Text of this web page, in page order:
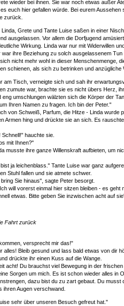
wieder bei ihnen. Sie war noch etwas außer
euch hier gefallen würde. Bei eurem
zurück.
Grete und Tante Luise saßen in einer
ausgelassen. Vor allem die Dorfjugend
Wirkung. Linda war nur mit Widerwillen
ihre Beziehung zu solch ausgelassenem
nicht mehr wohl in dieser Menschenmenge,
schienen, als sich zu betrinken und anzügliche
am Tisch, verneigte sich und sah ihr
zumute war, brachte sie es nicht übers Herz,
eng umschlungen wälzten sich die Körper der
Ihren Namen zu fragen. Ich bin der Peter."
von Schweiß, Parfum, die Hitze - Linda
Armen hing und drückte sie an sich. Es
hauchte sie.
mit Ihnen?"
musste ihre ganze Willenskraft aufbieten, um
ja leichenblass." Tante Luise war ganz
Stuhl fallen und sie atmete schwer.
Sie hinaus", sagte Peter besorgt.
will vorerst einmal hier sitzen bleiben - es
etwas. Bitte geben Sie inzwischen acht auf
Fahrt zurück
versprecht mir das!"
alles! Bleib gesund und lass bald etwas von dir
drückte ihr einen Kuss auf die Wange.
acht! Du brauchst viel Bewegung in der
Sorgen um mich. Es ist schon wieder alles in
dazu bist du zu zart gebaut. Du
ihren Augen verschwand.
sehr über unseren Besuch gefreut hat."